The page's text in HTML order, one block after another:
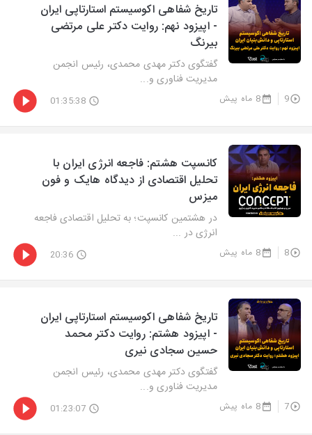
تاریخ شفاهی اکوسیستم استارتاپی ایران
- اپیزود نهم: روایت دکتر علی مرتضی
بیرنگ
گفتگوی دکتر مهدی محمدی، رئیس انجمن
مدیریت فناوری و...
9 8 ماه پیش 01:35:38
کانسپت هشتم: فاجعه انرژی ایران با
تحلیل اقتصادی از دیدگاه هایک و فون
میزس
در هشتمین کانسپت؛ به تحلیل اقتصادی فاجعه
انرژی در ...
8 8 ماه پیش 20:36
تاریخ شفاهی اکوسیستم استارتاپی ایران
- اپیزود هشتم: روایت دکتر محمد
حسین سجادی نیری
گفتگوی دکتر مهدی محمدی، رئیس انجمن
مدیریت فناوری و...
7 8 ماه پیش 01:23:07